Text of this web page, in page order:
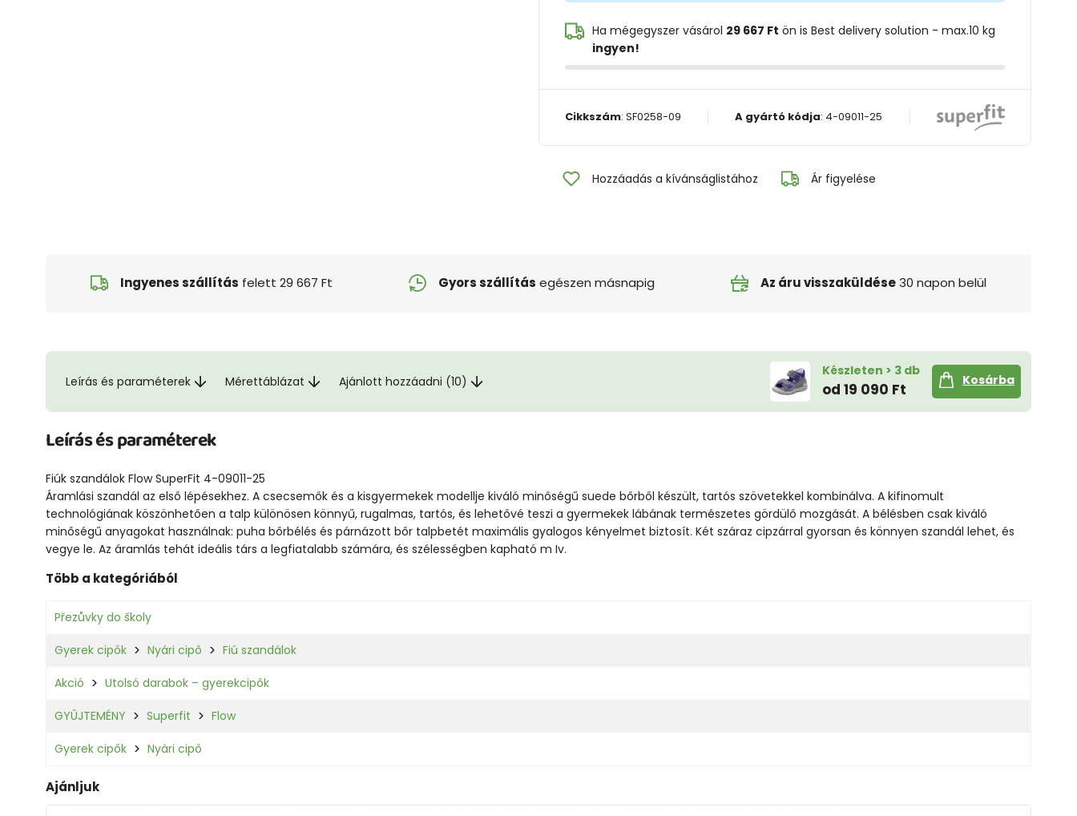
Ha mégegyszer vásárol 29 667 Ft ön is Best delivery solution - max.10 kg
ingyen!
Cikkszám: SF0258-09 A gyártó kódja:4-09011-25
Hozzáadás a kívánságlistához Ár figyelése
Ingyenes szállítás felett 29 667 Ft Gyors szállítás egészen másnapig Az áru visszaküldése30 napon belül
Leírás és paraméterek Mérettáblázat Ajánlott hozzáadni (10)
Készleten > 3 db
od 19 090 Ft
Kosárba
Leírás és paraméterek
Fiúk szandálok Flow SuperFit 4-09011-25
Áramlási szandál az első lépésekhez. A csecsemők és a kisgyermekek modellje kiváló minőségű suede bőrből készült, tartós szövetekkel kombinálva. A kifinomult
technológiának köszönhetően a talp különösen könnyű, rugalmas, tartós, és lehetővé teszi a gyermekek lábának természetes gördülő mozgását. A bélésben csak kiváló
minőségű anyagokat használnak: puha bőrbélés és párnázott bőr talpbetét maximális gyalogos kényelmet biztosít. Két száraz cipzárral gyorsan és könnyen szandál lehet, és
vegye le. Az áramlás tehát ideális társ a legfiatalabb számára, és szélességben kapható m Iv.
Több a kategóriából
Přezůvky do školy
Gyerek cipők Nyári cipő Fiú szandálok
Akció Utolsó darabok – gyerekcipők
GYŰJTEMÉNY Superfit Flow
Gyerek cipők Nyári cipő
Ajánljuk